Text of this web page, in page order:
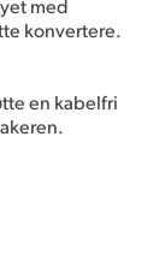
med
konvertere.
en kabelfri